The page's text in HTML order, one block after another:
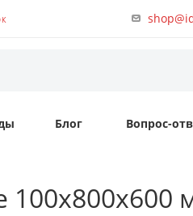
Блог Вопрос-
100х800х600